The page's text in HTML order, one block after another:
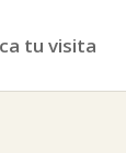
tu visita